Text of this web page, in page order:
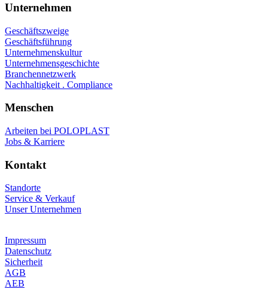
Unternehmen
Geschäftszweige
Geschäftsführung
Unternehmenskultur
Unternehmensgeschichte
Branchennetzwerk
Nachhaltigkeit . Compliance
Menschen
Arbeiten bei POLOPLAST
Jobs & Karriere
Kontakt
Standorte
Service & Verkauf
Unser Unternehmen
Impressum
Datenschutz
Sicherheit
AGB
AEB